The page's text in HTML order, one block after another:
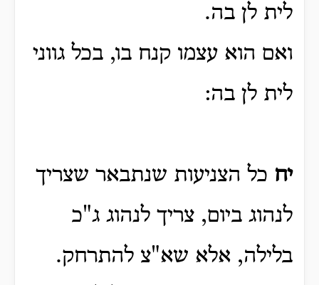
לית לן בה.
ואם הוא עצמו קנח בו, בכל גווני
לית לן בה:
יח כל הצניעות שנתבאר שצריך
לנהוג ביום, צריך לנהוג ג"כ
בלילה, אלא שא"צ להתרחק.